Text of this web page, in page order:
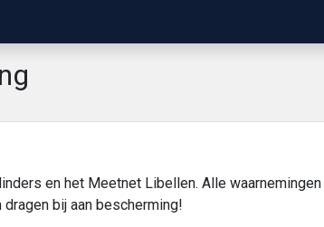
en het Meetnet Libellen. Alle
bij aan bescherming!